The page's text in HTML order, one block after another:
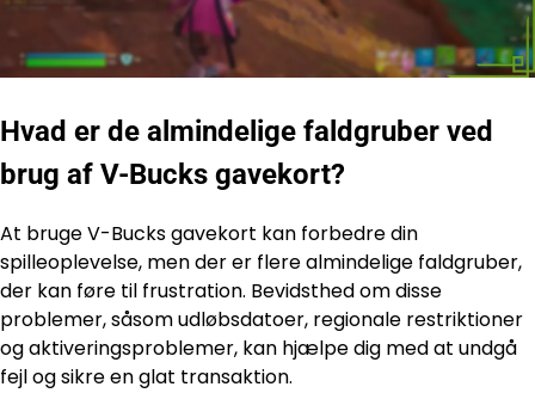
Hvad er de almindelige faldgruber ved
brug af V-Bucks gavekort?
At bruge V-Bucks gavekort kan forbedre din
spilleoplevelse, men der er flere almindelige faldgruber,
der kan føre til frustration. Bevidsthed om disse
problemer, såsom udløbsdatoer, regionale restriktioner
og aktiveringsproblemer, kan hjælpe dig med at undgå
fejl og sikre en glat transaktion.